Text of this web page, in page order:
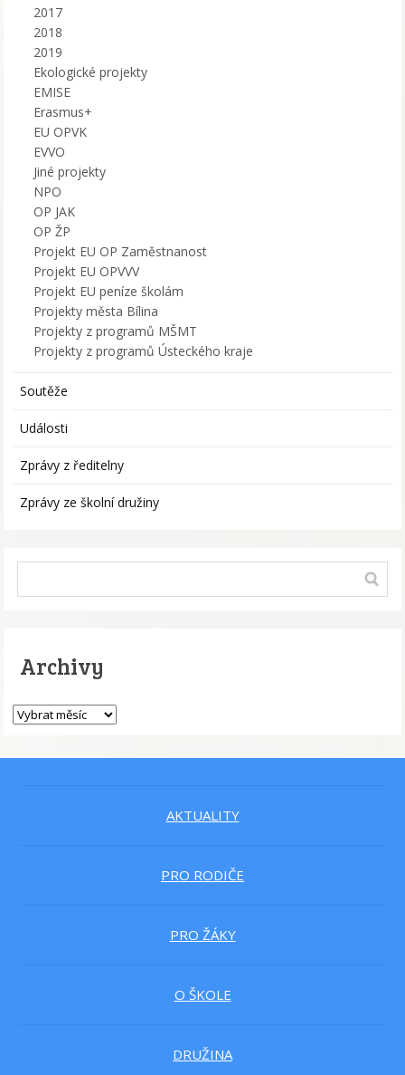
2017
2018
2019
Ekologické projekty
EMISE
Erasmus+
EU OPVK
EVVO
Jiné projekty
NPO
OP JAK
OP ŽP
Projekt EU OP Zaměstnanost
Projekt EU OPVVV
Projekt EU peníze školám
Projekty města Bílina
Projekty z programů MŠMT
Projekty z programů Ústeckého kraje
Soutěže
Události
Zprávy z ředitelny
Zprávy ze školní družiny
Archivy
AKTUALITY
PRO RODIČE
PRO ŽÁKY
O ŠKOLE
DRUŽINA